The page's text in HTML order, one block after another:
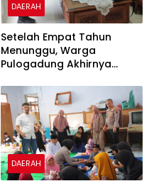
DAERAH
Setelah Empat Tahun
Menunggu, Warga
Pulogadung Akhirnya
Kantah Jakarta Timur
DAERAH